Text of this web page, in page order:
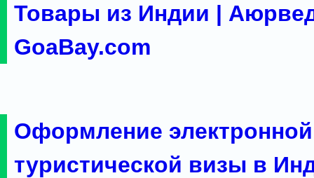
Товары из Индии |
GoaBay.com
Оформление электронной
туристической визы в